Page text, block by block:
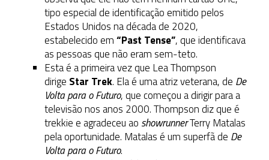
tipo especial de identificação emitido pelos
Estados Unidos na década de 2020,
estabelecido em“Past Tense”, que identificava
as pessoas que não eram sem-teto.
Esta é a primeira vez que Lea Thompson
dirige Star Trek. Ela é uma atriz veterana, de De
Volta para o Futuro, que começou a dirigir para a
televisão nos anos 2000. Thompson diz que é
trekkie e agradeceu ao showrunnerTerry Matalas
pela oportunidade. Matalas é um superfã de De
Volta para o Futuro.